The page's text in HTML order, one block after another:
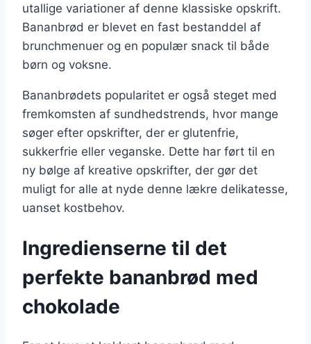
utallige variationer af denne klassiske opskrift.
Bananbrød er blevet en fast bestanddel af
brunchmenuer og en populær snack til både
børn og voksne.
Bananbrødets popularitet er også steget med
fremkomsten af sundhedstrends, hvor mange
søger efter opskrifter, der er glutenfrie,
sukkerfrie eller veganske. Dette har ført til en
ny bølge af kreative opskrifter, der gør det
muligt for alle at nyde denne lækre delikatesse,
uanset kostbehov.
Ingredienserne til det
perfekte bananbrød med
chokolade